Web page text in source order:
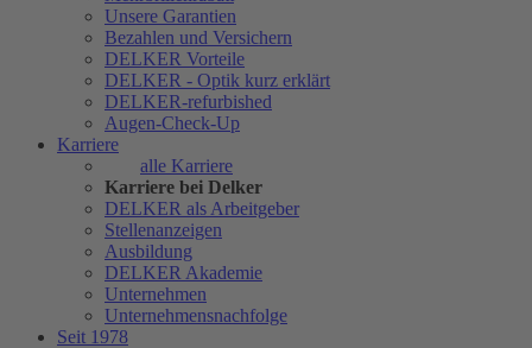
Unsere Garantien
Bezahlen und Versichern
DELKER Vorteile
DELKER - Optik kurz erklärt
DELKER-refurbished
Augen-Check-Up
Karriere
alle Karriere
Karriere bei Delker
DELKER als Arbeitgeber
Stellenanzeigen
Ausbildung
DELKER Akademie
Unternehmen
Unternehmensnachfolge
Seit 1978